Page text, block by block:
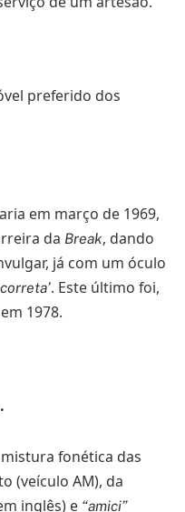
preferido dos
em março de 1969,
da Break, dando
já com um óculo
. Este último foi,
1978.
fonética das
(veículo AM), da
inglês) e “amici”